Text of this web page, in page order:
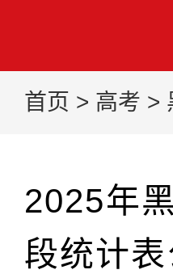
首页 > 高考 >
2025年
段统计